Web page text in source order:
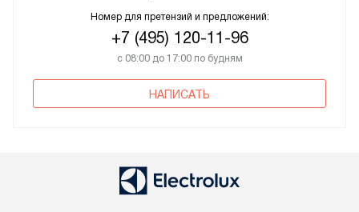
Номер для претензий и предложений:
+7 (495) 120-11-96
с 08:00 до 17:00 по будням
НАПИСАТЬ